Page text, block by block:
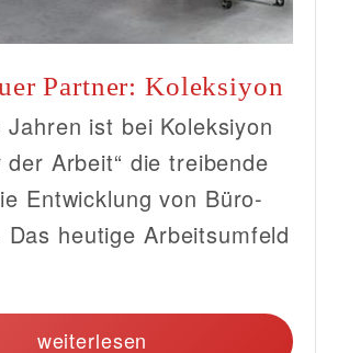
Partner: Koleksiyon
Jahren ist bei Koleksiyon
der Arbeit“ die treibende
Entwicklung von Büro-
Das heutige Arbeitsumfeld
weiterlesen